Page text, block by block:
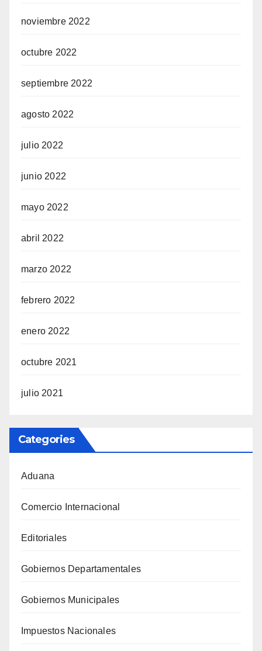
noviembre 2022
octubre 2022
septiembre 2022
agosto 2022
julio 2022
junio 2022
mayo 2022
abril 2022
marzo 2022
febrero 2022
enero 2022
octubre 2021
julio 2021
Categories
Aduana
Comercio Internacional
Editoriales
Gobiernos Departamentales
Gobiernos Municipales
Impuestos Nacionales